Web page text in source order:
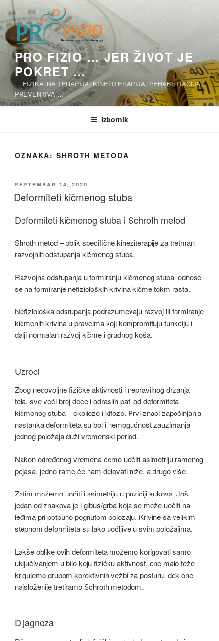
Skoči
na
sadržaj
PRO FIZIO … JER ŽIVOT JE
POKRET …
… FIZIKALNA TERAPIJA, KINEZITERAPIJA, REHABILITACIJA,
PREVENTIVA …
Izbornik
OZNAKA: SHROTH METODA
OBJAVLJENO
SEPTEMBAR 14, 2020
Deformiteti kičmenog stuba
Deformiteti kičmenog stuba i Schroth metod
Shroth metod – oblik specifične kineziterapije za tretman
razvojnih odstupanja kičmenog stuba.
Razvojna odstupanja u formiranju kičmenog stuba, odnose
se na formiranje nefizioloških krivina kičme tokm rasta.
Nefiziološka odstupanja podrazumevaju razvoj ili formiranje
kičmenih krivina u pravcima koji kompromituju funkciju i
dalji normalan razvoj kičme i grudnog koša.
Uzroci
Zbog nedovoljne fizičke aktivnosti i nepravilnog držanja
tela, sve veći broj dece i odraslih pati od deformiteta
kičmenog stuba – skolioze i kifoze. Prvi znaci započinjanja
nastanka deformiteta su bol i nemogućnost zauzimanja
jednog položaja duži vremenski period.
Nakon određenog vremena ćemo uočiti asimetriju ramenog
pojasa, jedno rame će nam delovati niže, a drugo više.
Zatim možemo uočiti i asimetriju u poziciji kukova. Još
jedan od znakova je i gibus/grba koja se može uočiti na
leđima pri potpuno pognutom polozaju. Krivine sa velikim
stepnom deformiteta su lako uočljive u svim položajima.
Lakše oblike ovih deformiteta možemo korigovati samo
uključivanjem u bilo koju fizičku aktivnost, one malo teže
krigujemo grupom korektivnih vežbi za posturu, dok one
najsloženije tretiramo Schroth metodom.
Dijagnoza